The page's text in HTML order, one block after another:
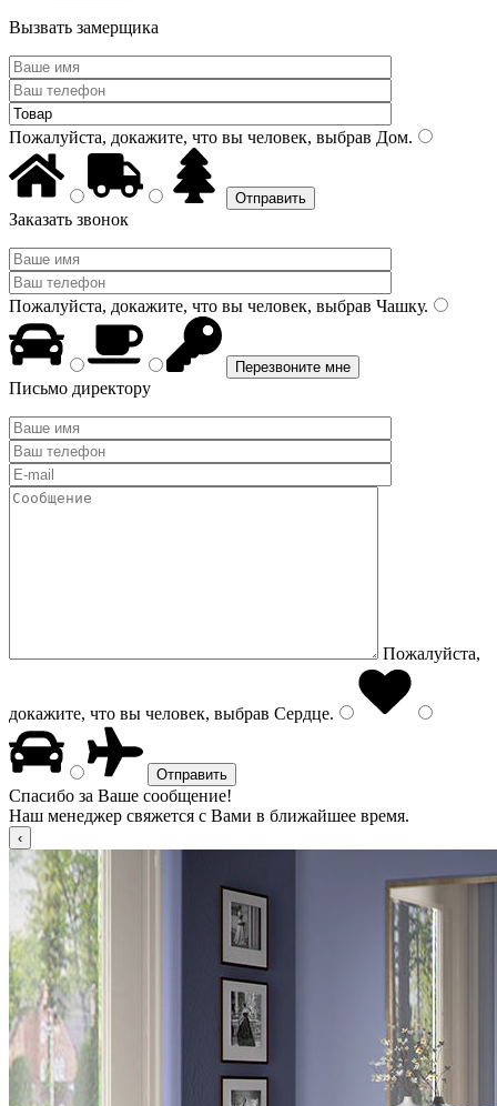
Вызвать замерщика
Пожалуйста, докажите, что вы человек, выбрав Дом.
Заказать звонок
Пожалуйста, докажите, что вы человек, выбрав Чашку.
Письмо директору
Пожалуйста,
докажите, что вы человек, выбрав Сердце.
Спасибо за Ваше сообщение!
Наш менеджер свяжется с Вами в ближайшее время.